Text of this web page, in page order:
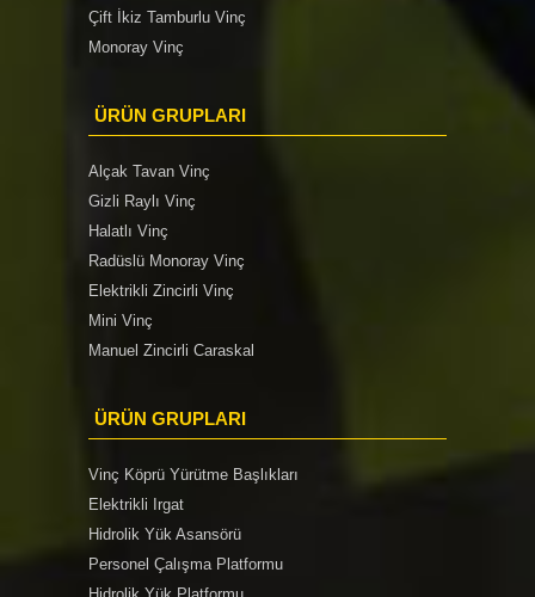
Çift İkiz Tamburlu Vinç
Monoray Vinç
ÜRÜN GRUPLARI
Alçak Tavan Vinç
Gizli Raylı Vinç
Halatlı Vinç
Radüslü Monoray Vinç
Elektrikli Zincirli Vinç
Mini Vinç
Manuel Zincirli Caraskal
ÜRÜN GRUPLARI
Vinç Köprü Yürütme Başlıkları
Elektrikli Irgat
Hidrolik Yük Asansörü
Personel Çalışma Platformu